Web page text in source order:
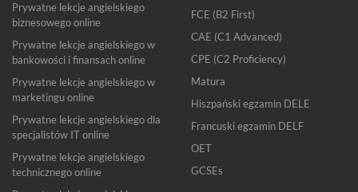
Prywatne lekcje angielskiego
biznesowego online
Prywatne lekcje angielskiego w
bankowości i finansach online
Prywatne lekcje angielskiego w
marketingu online
Prywatne lekcje angielskiego dla
specjalistów IT online
Prywatne lekcje angielskiego
technicznego online
FCE (B2 First)
CAE (C1 Advanced)
CPE (C2 Proficiency)
Matura
Hiszpański egzamin DELE
Francuski egzamin DELF
OET
GCSEs